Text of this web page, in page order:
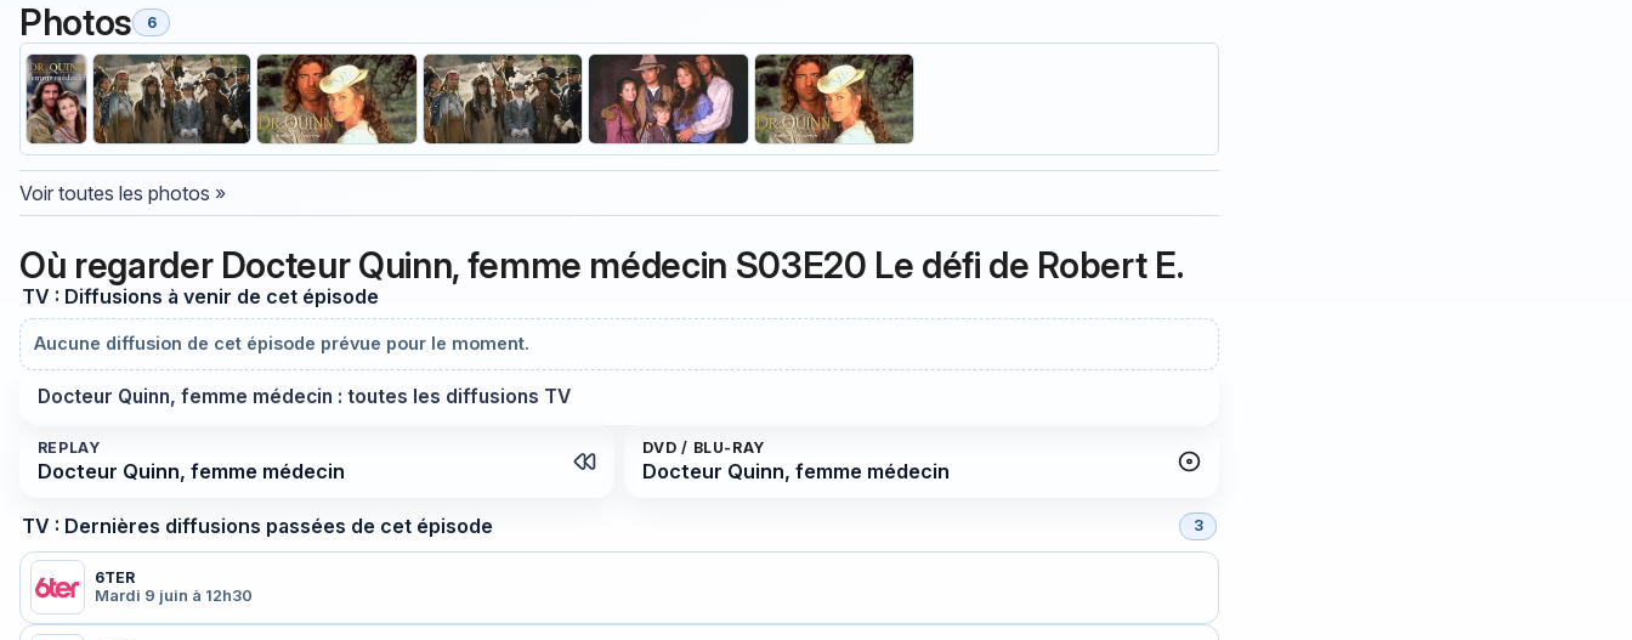
Photos 6
Voir toutes les photos »
Où regarder Docteur Quinn, femme médecin S03E20 Le défi de Robert E.
TV : Diffusions à venir de cet épisode
Aucune diffusion de cet épisode prévue pour le moment.
Docteur Quinn, femme médecin : toutes les diffusions TV
REPLAY
Docteur Quinn, femme médecin
DVD / BLU-RAY
Docteur Quinn, femme médecin
TV : Dernières diffusions passées de cet épisode 3
6TER
Mardi 9 juin à 12h30